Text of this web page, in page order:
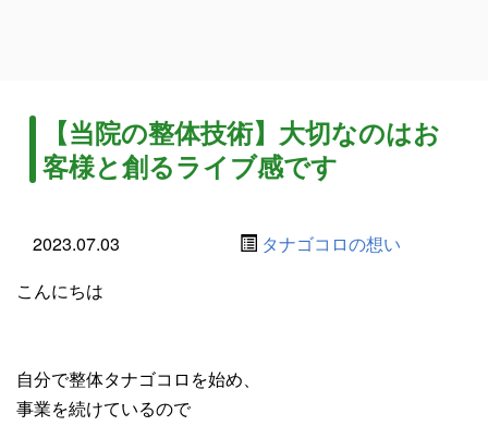
【当院の整体技術】大切なのはお
客様と創るライブ感です
2023.07.03
タナゴコロの想い
こんにちは
自分で整体タナゴコロを始め、
事業を続けているので